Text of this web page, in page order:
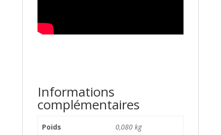
Informations
complémentaires
Poids 0,080 kg